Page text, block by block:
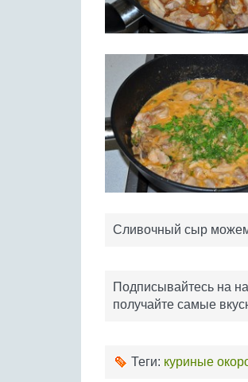
Сливочный сыр можем
Подписывайтесь на
получайте самые
Теги: куриные